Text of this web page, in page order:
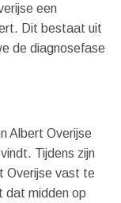
een
Dit bestaat uit
de diagnosefase
Albert Overijse
Tijdens zijn
Overijse vast te
dat midden op